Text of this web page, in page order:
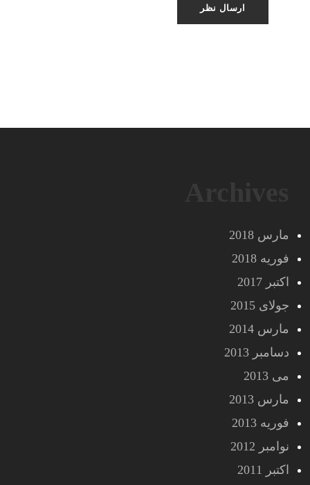
مارس 2018
فوریه 2018
اکتبر 2017
جولای 2015
مارس 2014
دسامبر 2013
می 2013
مارس 2013
فوریه 2013
نوامبر 2012
اکتبر 2011